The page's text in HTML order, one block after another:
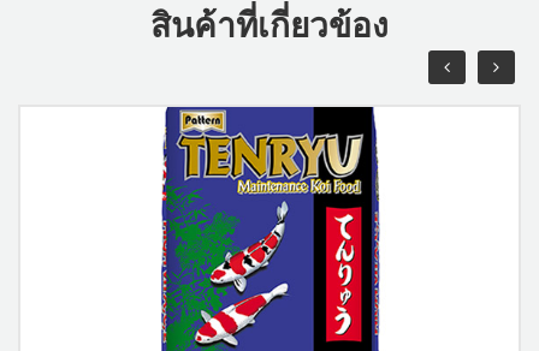
สินค้าที่เกี่ยวข้อง